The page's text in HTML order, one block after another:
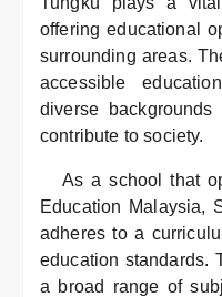
offering educational
surrounding areas.
accessible
diverse
contribute to society.
As a school that
Education Malaysia,
adheres to a
education standards.
a broad range of